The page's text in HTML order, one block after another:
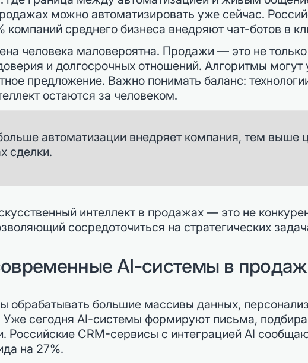
можно автоматизировать уже сейчас.
среднего бизнеса внедряют чат-ботов в
человека маловероятна. Продажи — это не
и долгосрочных отношений. Алгоритмы
предложение. Важно понимать баланс:
остаются за человеком.
автоматизации внедряет компания, тем выше
сделки.
интеллект в продажах — это не
сосредоточиться на стратегических
AI-системы в
обрабатывать большие массивы данных,
Уже сегодня AI-системы формируют письма,
Российские CRM-сервисы с интеграцией AI
на 27%.